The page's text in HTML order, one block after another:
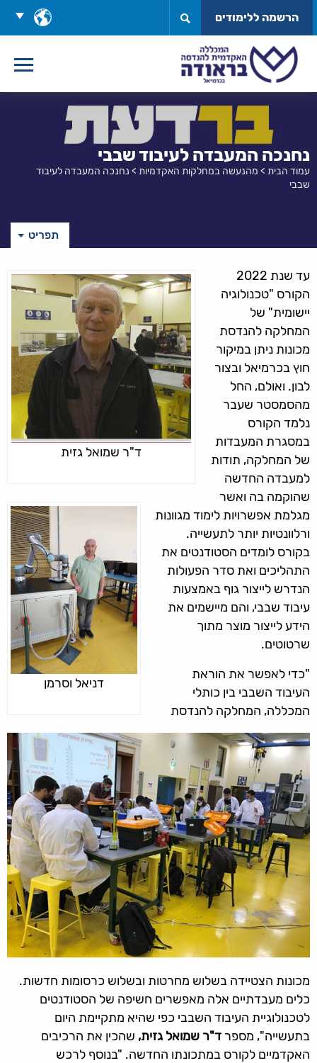
לתוכן
בחר
שפה
הרשמה ללימודים
נחנכה המעבדה לעיבוד שבבי
עמוד הבית > מהנעשה במחלקות האקדמיות > נחנכה המעבדה לעיבוד
שבבי
תפריט
ד"ר שמואל גזית
דניאל וסרמן
עד שנת 2022
הקורס "טכנולוגיה
יישומית" של
המחלקה להנדסת
מכונות ניתן במיקור
חוץ בכרמיאל ובצור
לבון. ואולם, החל
מהסמסטר שעבר
נלמד הקורס
במסגרת המעבדות
של המחלקה, תודות
למעבדה החדשה
שהוקמה בה ואשר
מגלמת אפשרויות לימוד מגוונות
ורלוונטיות יותר לתעשייה.
בקורס לומדים הסטודנטים את
התהליכים ואת סדר הפעולות
הנדרש לייצור גוף באמצעות
עיבוד שבבי, והם מיישמים את
הידע לייצור מוצר מתוך
שרטוטים.
"כדי לאפשר את הוראת
העיבוד השבבי בין כותלי
המכללה, המחלקה להנדסת
מכונות הצטיידה בשלוש מחרטות ובשלוש כרסומות חדשות.
כלים מעבדתיים אלה מאפשרים חשיפה של הסטודנטים
לטכנולוגיית העיבוד השבבי כפי שהיא מתקיימת היום
בתעשייה", מספר ד"ר שמואל גזית, שהכין את הרכיבים
האקדמיים לקורס במתכונתו החדשה. "בנוסף לרכש